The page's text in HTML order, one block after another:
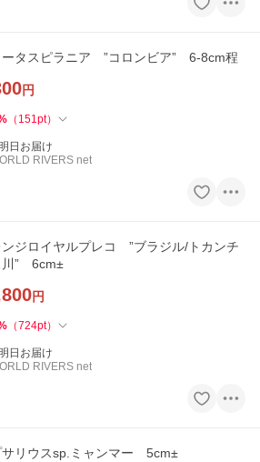
ータスピラニア ”コロンビア” 6-8cm程
円
（ 151pt）
日お届け
RIVERS net
ンジロイヤルプレコ ”ブラジル/トカンチ
川” 6cm±
円
（724pt）
日お届け
RIVERS net
サリウスsp.ミャンマー 5cm±